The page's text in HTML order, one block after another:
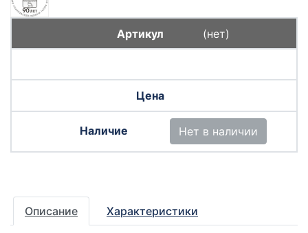
(нет)
Нет в наличии
Описание Характеристики